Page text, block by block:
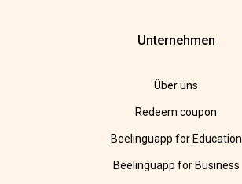
Unternehmen
Über uns
Redeem coupon
Beelinguapp for Education
Beelinguapp for Business